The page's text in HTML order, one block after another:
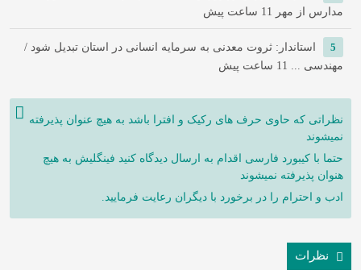
مدارس از مهر 11 ساعت پیش
5
استاندار: ثروت معدنی به سرمایه انسانی در استان تبدیل شود /
مهندسی ... 11 ساعت پیش
نظراتی که حاوی حرف های رکیک و افترا باشد به هیچ عنوان پذیرفته
نمیشوند
حتما با کیبورد فارسی اقدام به ارسال دیدگاه کنید فینگلیش به هیچ
هنوان پذیرفته نمیشوند
ادب و احترام را در برخورد با دیگران رعایت فرمایید.
نظرات